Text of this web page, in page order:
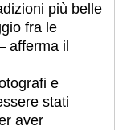
più belle
fra le
afferma il
e
stati
aver